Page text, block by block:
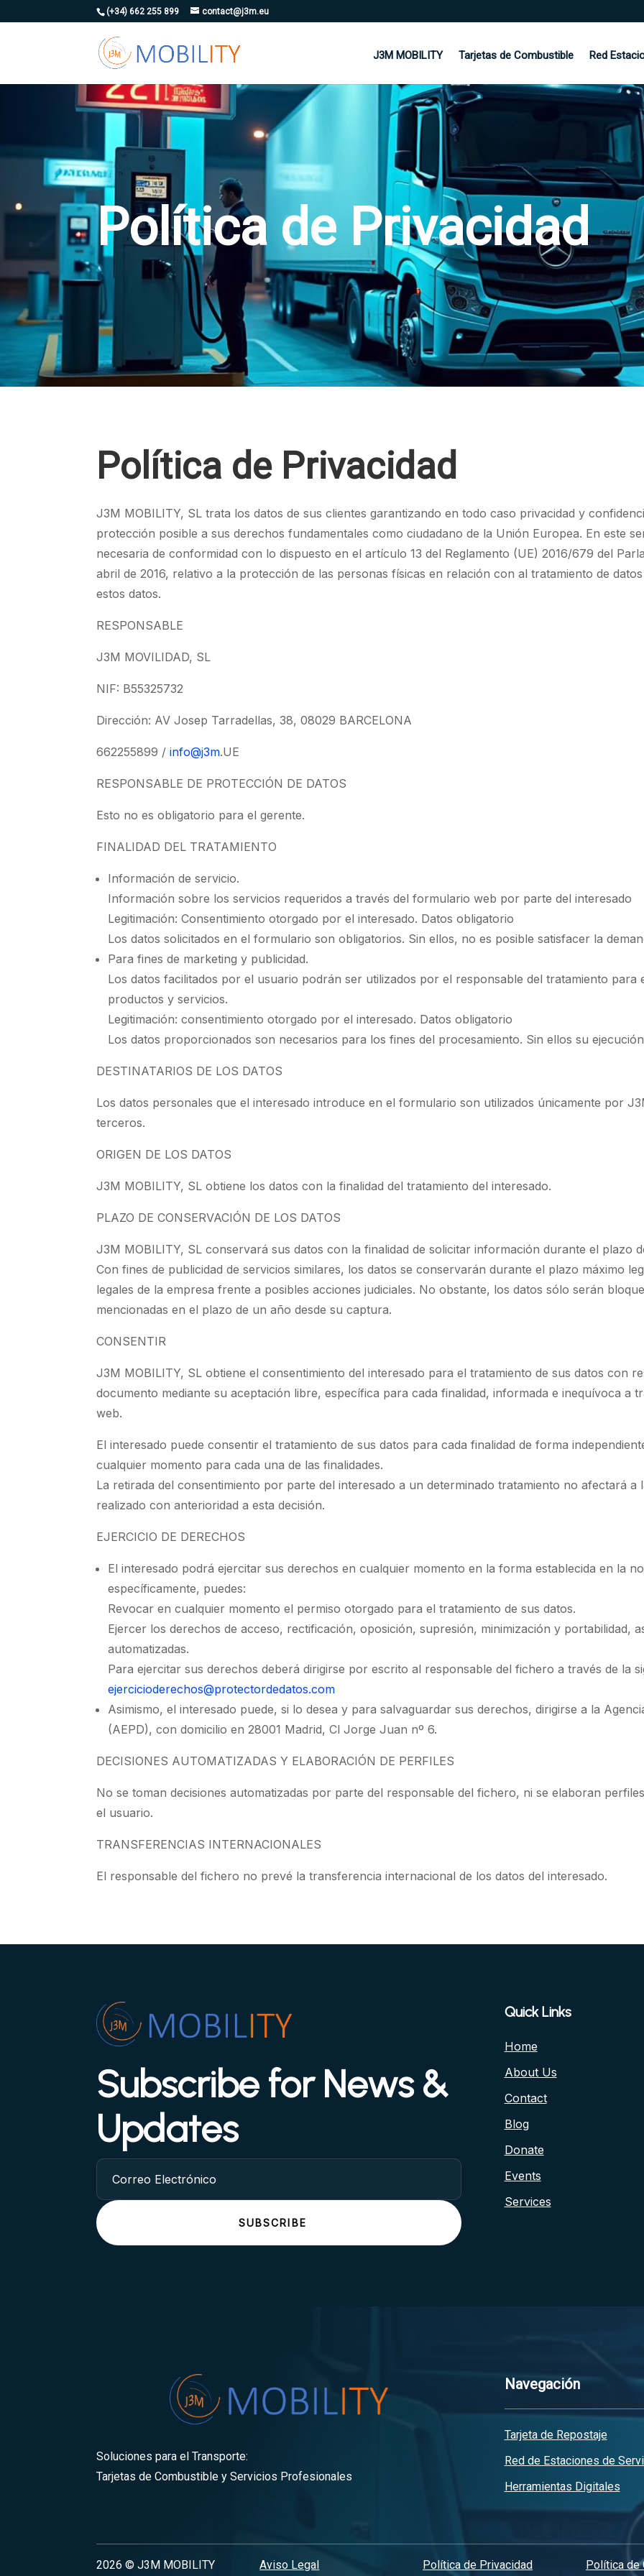
(+34) 662 255 899 contact@j3m.eu
J3M MOBILITY Tarjetas de Combustible Red
Política de Privacidad
Política de Privacidad
J3M MOBILITY, SL trata los datos de sus clientes garantizando en todo caso privacidad y
protección posible a sus derechos fundamentales como ciudadano de la Unión Europea. En este
necesaria de conformidad con lo dispuesto en el artículo 13 del Reglamento (UE) 2016/679 del
abril de 2016, relativo a la protección de las personas físicas en relación con al tratamiento de
estos datos.
RESPONSABLE
J3M MOVILIDAD, SL
NIF: B55325732
Dirección: AV Josep Tarradellas, 38, 08029 BARCELONA
662255899 /info@j3m.UE
RESPONSABLE DE PROTECCIÓN DE DATOS
Esto no es obligatorio para el gerente.
FINALIDAD DEL TRATAMIENTO
Información de servicio.
Información sobre los servicios requeridos a través del formulario web por parte del interesado
Legitimación: Consentimiento otorgado por el interesado. Datos obligatorio
Los datos solicitados en el formulario son obligatorios. Sin ellos, no es posible satisfacer la
Para fines de marketing y publicidad.
Los datos facilitados por el usuario podrán ser utilizados por el responsable del tratamiento para
productos y servicios.
Legitimación: consentimiento otorgado por el interesado. Datos obligatorio
Los datos proporcionados son necesarios para los fines del procesamiento. Sin ellos su
DESTINATARIOS DE LOS DATOS
Los datos personales que el interesado introduce en el formulario son utilizados únicamente por
terceros.
ORIGEN DE LOS DATOS
J3M MOBILITY, SL obtiene los datos con la finalidad del tratamiento del interesado.
PLAZO DE CONSERVACIÓN DE LOS DATOS
J3M MOBILITY, SL conservará sus datos con la finalidad de solicitar información durante el plazo
Con fines de publicidad de servicios similares, los datos se conservarán durante el plazo máximo
legales de la empresa frente a posibles acciones judiciales. No obstante, los datos sólo serán
mencionadas en el plazo de un año desde su captura.
CONSENTIR
J3M MOBILITY, SL obtiene el consentimiento del interesado para el tratamiento de sus datos con
documento mediante su aceptación libre, específica para cada finalidad, informada e inequívoca a
web.
El interesado puede consentir el tratamiento de sus datos para cada finalidad de forma
cualquier momento para cada una de las finalidades.
La retirada del consentimiento por parte del interesado a un determinado tratamiento no afectará a
realizado con anterioridad a esta decisión.
EJERCICIO DE DERECHOS
El interesado podrá ejercitar sus derechos en cualquier momento en la forma establecida en la
específicamente, puedes:
Revocar en cualquier momento el permiso otorgado para el tratamiento de sus datos.
Ejercer los derechos de acceso, rectificación, oposición, supresión, minimización y portabilidad,
automatizadas.
Para ejercitar sus derechos deberá dirigirse por escrito al responsable del fichero a través de la
ejercicioderechos@protectordedatos.com
Asimismo, el interesado puede, si lo desea y para salvaguardar sus derechos, dirigirse a la
(AEPD), con domicilio en 28001 Madrid, Cl Jorge Juan nº 6.
DECISIONES AUTOMATIZADAS Y ELABORACIÓN DE PERFILES
No se toman decisiones automatizadas por parte del responsable del fichero, ni se elaboran
el usuario.
TRANSFERENCIAS INTERNACIONALES
El responsable del fichero no prevé la transferencia internacional de los datos del interesado.
Subscribe for News &
Updates
SUBSCRIBE
Quick Links
Home
About Us
Contact
Blog
Donate
Events
Services
Soluciones para el Transporte:
Tarjetas de Combustible y Servicios Profesionales
Navegación
Tarjeta de Repostaje
Red de Estaciones de
Herramientas Digitales
2026 © J3M MOBILITY Aviso Legal Política de Privacidad Política de